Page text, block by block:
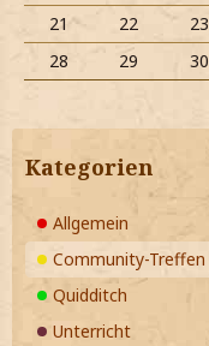
21
22 23
28
29 30
Kategorien
Allgemein
Community-Treffen
Quidditch
Unterricht